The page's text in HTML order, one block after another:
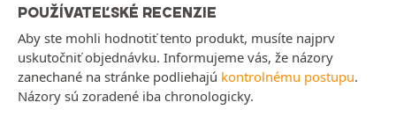
POUŽÍVATEĽSKÉ RECENZIE
Aby ste mohli hodnotiť tento produkt, musíte najprv
uskutočniť objednávku. Informujeme vás, že názory
zanechané na stránke podliehajú kontrolnému postupu.
Názory sú zoradené iba chronologicky.